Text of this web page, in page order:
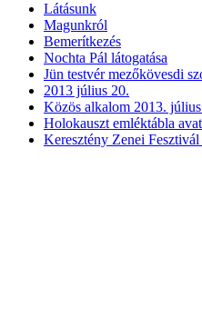
Látásunk
Magunkról
Bemerítkezés
Nochta Pál látogatása
Jün testvér mezőkövesdi
2013 július 20.
Közös alkalom 2013.
Holokauszt emléktábla
Keresztény Zenei